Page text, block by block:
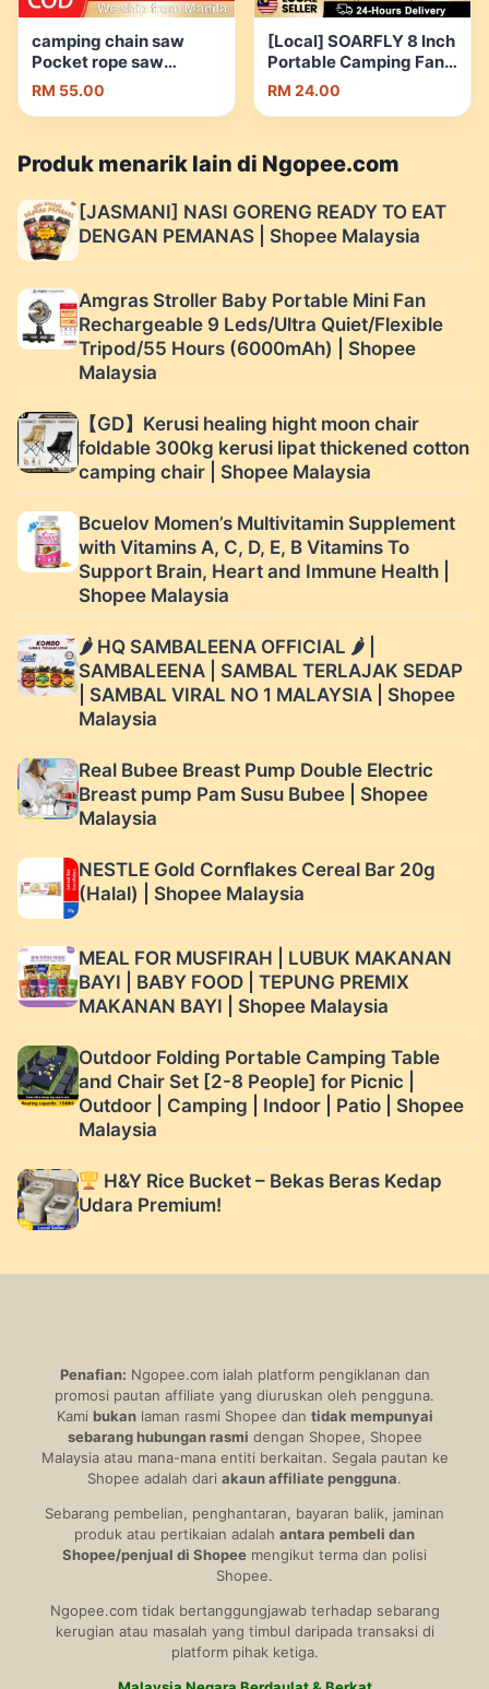
camping chain saw
Pocket rope saw
multifunctionhandsteel
wire saw portable
equipment field tree
survival supplies 手锯
angle saw diamond
wire saw | Shopee
Malaysia
RM 55.00
[Local] SOARFLY 8 Inch
Portable Camping Fan
Cordless Rechargeable
Fan Metal Kipas Bateri
Shopee Malaysia
RM 24.00
Produk menarik lain di Ngopee.com
[JASMANI] NASI GORENG READY TO EAT
DENGAN PEMANAS | Shopee Malaysia
Amgras Stroller Baby Portable Mini Fan
Rechargeable 9 Leds/Ultra Quiet/Flexible
Tripod/55 Hours (6000mAh) | Shopee
Malaysia
【GD】Kerusi healing hight moon chair
foldable 300kg kerusi lipat thickened cotton
camping chair | Shopee Malaysia
Bcuelov Momen’s Multivitamin Supplement
with Vitamins A, C, D, E, B Vitamins To
Support Brain, Heart and Immune Health |
Shopee Malaysia
🌶 HQ SAMBALEENA OFFICIAL 🌶 |
SAMBALEENA | SAMBAL TERLAJAK SEDAP
| SAMBAL VIRAL NO 1 MALAYSIA | Shopee
Malaysia
Real Bubee Breast Pump Double Electric
Breast pump Pam Susu Bubee | Shopee
Malaysia
NESTLE Gold Cornflakes Cereal Bar 20g
(Halal) | Shopee Malaysia
MEAL FOR MUSFIRAH | LUBUK MAKANAN
BAYI | BABY FOOD | TEPUNG PREMIX
MAKANAN BAYI | Shopee Malaysia
Outdoor Folding Portable Camping Table
and Chair Set [2-8 People] for Picnic |
Outdoor | Camping | Indoor | Patio | Shopee
Malaysia
H&Y Rice Bucket – Bekas Beras Kedap
Udara Premium!
Penafian: Ngopee.com ialah platform pengiklanan dan
promosi pautan affiliate yang diuruskan oleh pengguna.
Kami bukanlaman rasmi Shopee dan tidak mempunyai
sebarang hubungan rasmi dengan Shopee, Shopee
Malaysia atau mana-mana entiti berkaitan. Segala pautan ke
Shopee adalah dari akaun affiliate pengguna.
Sebarang pembelian, penghantaran, bayaran balik, jaminan
produk atau pertikaian adalah antara pembeli dan
Shopee/penjual di Shopee mengikut terma dan polisi
Shopee.
Ngopee.com tidak bertanggungjawab terhadap sebarang
kerugian atau masalah yang timbul daripada transaksi di
platform pihak ketiga.